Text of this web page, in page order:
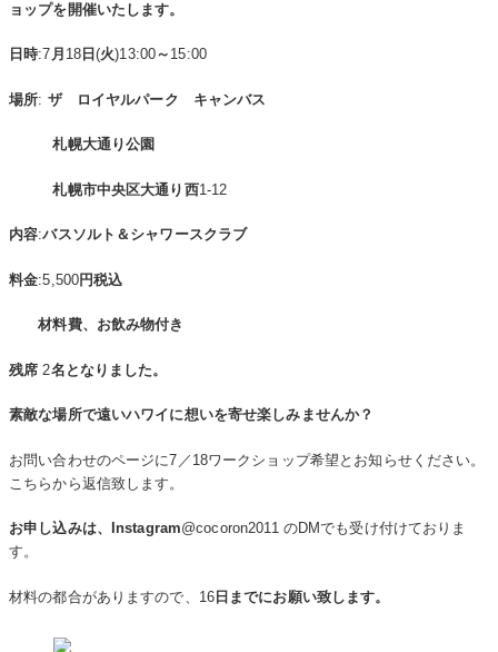
ョップを開催いたします。
日時:7 月 18日(火)13:00～ 15:00
場所: ザ ロイヤルパーク キャンバス
札幌大通り公園
札幌市中央区大通り西1-12
内容:バスソルト＆シャワースクラブ
料金:5,500円税込
材料費、お飲み物付き
残席 2名となりました。
素敵な場所で遠いハワイに想いを寄せ楽しみませんか？
お問い合わせのページに7／18ワークショップ希望とお知らせください。
こちらから返信致します。
お申し込みは、Instagram@cocoron2011 のDMでも受け付けておりま
す。
材料の都合がありますので、16日までにお願い致します。